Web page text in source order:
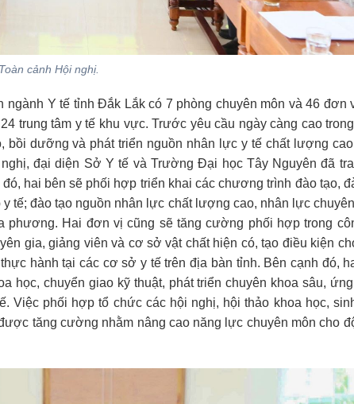
Toàn cảnh Hội nghị.
Y tế tỉnh Đắk Lắk có 7 phòng chuyên môn và 46 đơn
trung tâm y tế khu vực. Trước yêu cầu ngày càng cao
bồi dưỡng và phát triển nguồn nhân lực y tế chất lượng
đại diện Sở Y tế và Trường Đại học Tây Nguyên đã
hai bên sẽ phối hợp triển khai các chương trình đào tạo,
tế; đào tạo nguồn nhân lực chất lượng cao, nhân lực
phương. Hai đơn vị cũng sẽ tăng cường phối hợp trong
gia, giảng viên và cơ sở vật chất hiện có, tạo điều kiện
hành tại các cơ sở y tế trên địa bàn tỉnh. Bên cạnh đó,
học, chuyển giao kỹ thuật, phát triển chuyên khoa sâu,
Việc phối hợp tổ chức các hội nghị, hội thảo khoa học,
tăng cường nhằm nâng cao năng lực chuyên môn cho